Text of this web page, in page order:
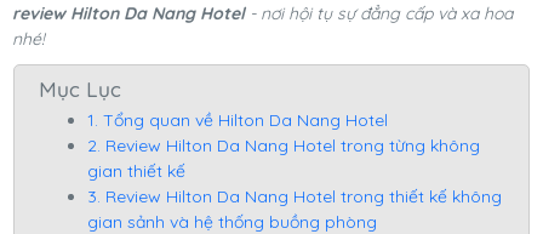
review Hilton Da Nang Hotel- nơi hội tụ sự đẳng cấp và xa hoa
nhé!
Mục Lục
1. Tổng quan về Hilton Da Nang Hotel
2. Review Hilton Da Nang Hotel trong từng không
gian thiết kế
3. Review Hilton Da Nang Hotel trong thiết kế không
gian sảnh và hệ thống buồng phòng